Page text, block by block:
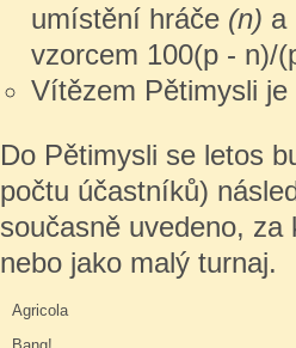
umístění hráče (n) a
vzorcem 100(p - n)/
Vítězem Pětimysli
Do Pětimysli se letos
počtu účastníků)
současně uvedeno,
nebo jako malý turnaj.
Agricola